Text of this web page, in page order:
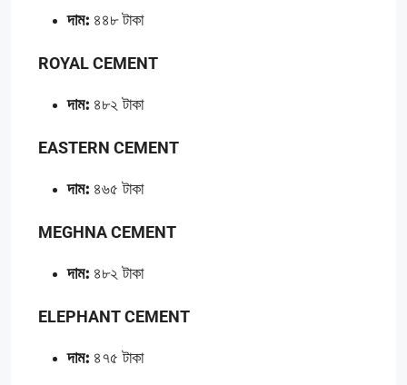
দাম: ৪৪৮ টাকা
ROYAL CEMENT
দাম: ৪৮২ টাকা
EASTERN CEMENT
দাম: ৪৬৫ টাকা
MEGHNA CEMENT
দাম: ৪৮২ টাকা
ELEPHANT CEMENT
দাম: ৪৭৫ টাকা